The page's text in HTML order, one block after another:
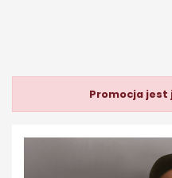
Promocja jest